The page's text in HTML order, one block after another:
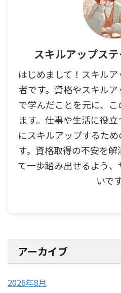
スキルアップス
はじめまして！スキル
者です。資格やスキル
で学んだことを元に、
ます。仕事や生活に役
にスキルアップするた
す。資格取得の不安を
て一歩踏み出せるよう
いです
アーカイブ
2026年8月